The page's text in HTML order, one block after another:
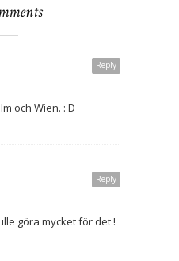
Reply
och Wien. : D
Reply
göra mycket för det !